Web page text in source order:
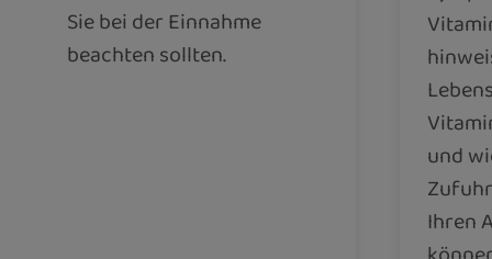
Sie bei der Einnahme
beachten sollten.
und
Ihren